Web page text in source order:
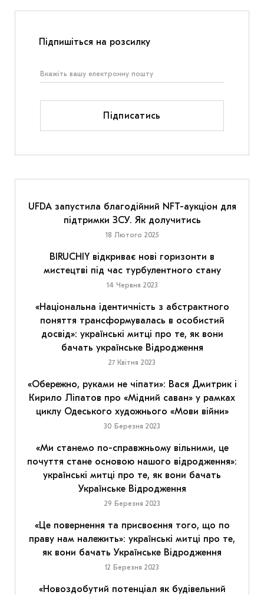
Підпишіться на розсилку
Підписатись
UFDA запустила благодійний NFT-аукціон для
підтримки ЗСУ. Як долучитись
18 Лютого 2025
BIRUCHIY відкриває нові горизонти в
мистецтві під час турбулентного стану
14 Червня 2023
«Національна ідентичність з абстрактного
поняття трансформувалась в особистий
досвід»: українські митці про те, як вони
бачать українське Відродження
27 Квітня 2023
«Обережно, руками не чіпати»: Вася Дмитрик і
Кирило Ліпатов про «Мідний саван» у рамках
циклу Одеського художнього «Мови війни»
30 Березня 2023
«Ми станемо по-справжньому вільними, це
почуття стане основою нашого відродження»:
українські митці про те, як вони бачать
Українське Відродження
29 Березня 2023
«Це повернення та присвоєння того, що по
праву нам належить»: українські митці про те,
як вони бачать Українське Відродження
12 Березня 2023
«Новоздобутий потенціал як будівельний